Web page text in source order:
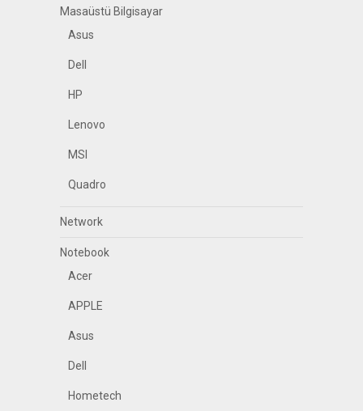
Masaüstü Bilgisayar
Asus
Dell
HP
Lenovo
MSI
Quadro
Network
Notebook
Acer
APPLE
Asus
Dell
Hometech